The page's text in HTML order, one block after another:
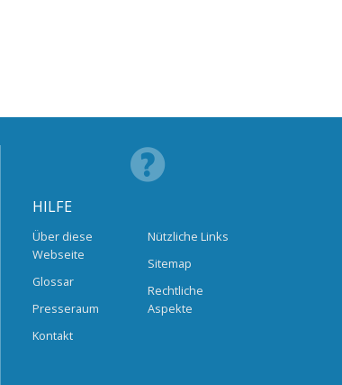
HILFE
Über diese
Webseite
Glossar
Presseraum
Kontakt
Nützliche Links
Sitemap
Rechtliche
Aspekte